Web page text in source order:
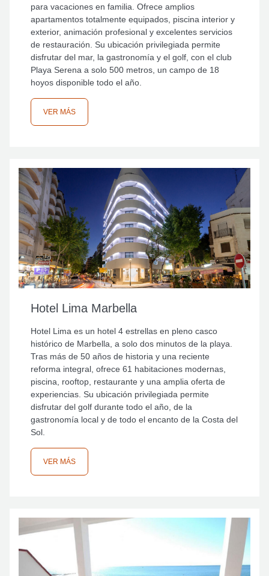
para vacaciones en familia. Ofrece amplios
apartamentos totalmente equipados, piscina interior y
exterior, animación profesional y excelentes servicios
de restauración. Su ubicación privilegiada permite
disfrutar del mar, la gastronomía y el golf, con el club
Playa Serena a solo 500 metros, un campo de 18
hoyos disponible todo el año.
VER MÁS
Hotel Lima Marbella
Hotel Lima es un hotel 4 estrellas en pleno casco
histórico de Marbella, a solo dos minutos de la playa.
Tras más de 50 años de historia y una reciente
reforma integral, ofrece 61 habitaciones modernas,
piscina, rooftop, restaurante y una amplia oferta de
experiencias. Su ubicación privilegiada permite
disfrutar del golf durante todo el año, de la
gastronomía local y de todo el encanto de la Costa del
Sol.
VER MÁS